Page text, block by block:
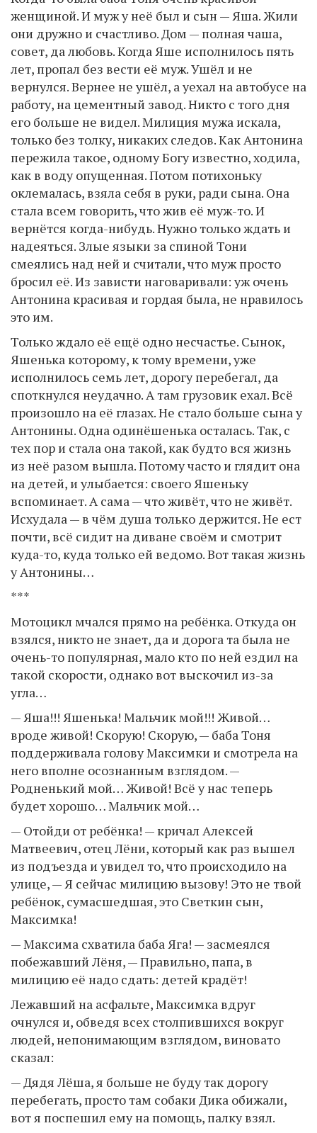
женщиной. И муж у неё был и сын — Яша. Жили
они дружно и счастливо. Дом — полная чаша,
совет, да любовь. Когда Яше исполнилось пять
лет, пропал без вести её муж. Ушёл и не
вернулся. Вернее не ушёл, а уехал на автобусе на
работу, на цементный завод. Никто с того дня
его больше не видел. Милиция мужа искала,
только без толку, никаких следов. Как Антонина
пережила такое, одному Богу известно, ходила,
как в воду опущенная. Потом потихоньку
оклемалась, взяла себя в руки, ради сына. Она
стала всем говорить, что жив её муж-то. И
вернётся когда-нибудь. Нужно только ждать и
надеяться. Злые языки за спиной Тони
смеялись над ней и считали, что муж просто
бросил её. Из зависти наговаривали: уж очень
Антонина красивая и гордая была, не нравилось
это им.
Только ждало её ещё одно несчастье. Сынок,
Яшенька которому, к тому времени, уже
исполнилось семь лет, дорогу перебегал, да
споткнулся неудачно. А там грузовик ехал. Всё
произошло на её глазах. Не стало больше сына у
Антонины. Одна одинёшенька осталась. Так, с
тех пор и стала она такой, как будто вся жизнь
из неё разом вышла. Потому часто и глядит она
на детей, и улыбается: своего Яшеньку
вспоминает. А сама — что живёт, что не живёт.
Исхудала — в чём душа только держится. Не ест
почти, всё сидит на диване своём и смотрит
куда-то, куда только ей ведомо. Вот такая жизнь
у Антонины…
***
Мотоцикл мчался прямо на ребёнка. Откуда он
взялся, никто не знает, да и дорога та была не
очень-то популярная, мало кто по ней ездил на
такой скорости, однако вот выскочил из-за
угла…
— Яша!!! Яшенька! Мальчик мой!!! Живой…
вроде живой! Скорую! Скорую, — баба Тоня
поддерживала голову Максимки и смотрела на
него вполне осознанным взглядом. —
Родненький мой… Живой! Всё у нас теперь
будет хорошо… Мальчик мой…
— Отойди от ребёнка! — кричал Алексей
Матвеевич, отец Лёни, который как раз вышел
из подъезда и увидел то, что происходило на
улице, — Я сейчас милицию вызову! Это не твой
ребёнок, сумасшедшая, это Светкин сын,
Максимка!
— Максима схватила баба Яга! — засмеялся
побежавший Лёня, — Правильно, папа, в
милицию её надо сдать: детей крадёт!
Лежавший на асфальте, Максимка вдруг
очнулся и, обведя всех столпившихся вокруг
людей, непонимающим взглядом, виновато
сказал:
— Дядя Лёша, я больше не буду так дорогу
перебегать, просто там собаки Дика обижали,
вот я поспешил ему на помощь, палку взял.